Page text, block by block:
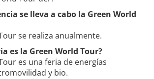
se lleva a cabo la Green World
se realiza anualmente.
es la Green World Tour?
es una feria de energías
y bio.